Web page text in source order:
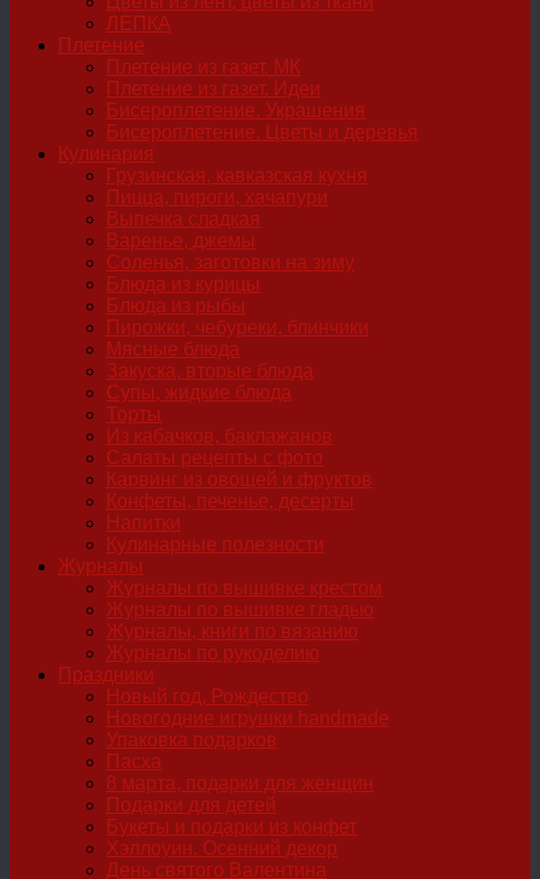
ЛЕПКА
Плетение
Плетение из газет. МК
Плетение из газет. Идеи
Бисероплетение. Украшения
Бисероплетение. Цветы и деревья
Кулинария
Грузинская, кавказская кухня
Пицца, пироги, хачапури
Выпечка сладкая
Варенье, джемы
Соленья, заготовки на зиму
Блюда из курицы
Блюда из рыбы
Пирожки, чебуреки, блинчики
Мясные блюда
Закуска, вторые блюда
Супы, жидкие блюда
Торты
Из кабачков, баклажанов
Салаты рецепты с фото
Карвинг из овощей и фруктов
Конфеты, печенье, десерты
Напитки
Кулинарные полезности
Журналы
Журналы по вышивке крестом
Журналы по вышивке гладью
Журналы, книги по вязанию
Журналы по рукоделию
Праздники
Новый год, Рождество
Новогодние игрушки handmade
Упаковка подарков
Пасха
8 марта, подарки для женщин
Подарки для детей
Букеты и подарки из конфет
Хэллоуин. Осенний декор
День святого Валентина